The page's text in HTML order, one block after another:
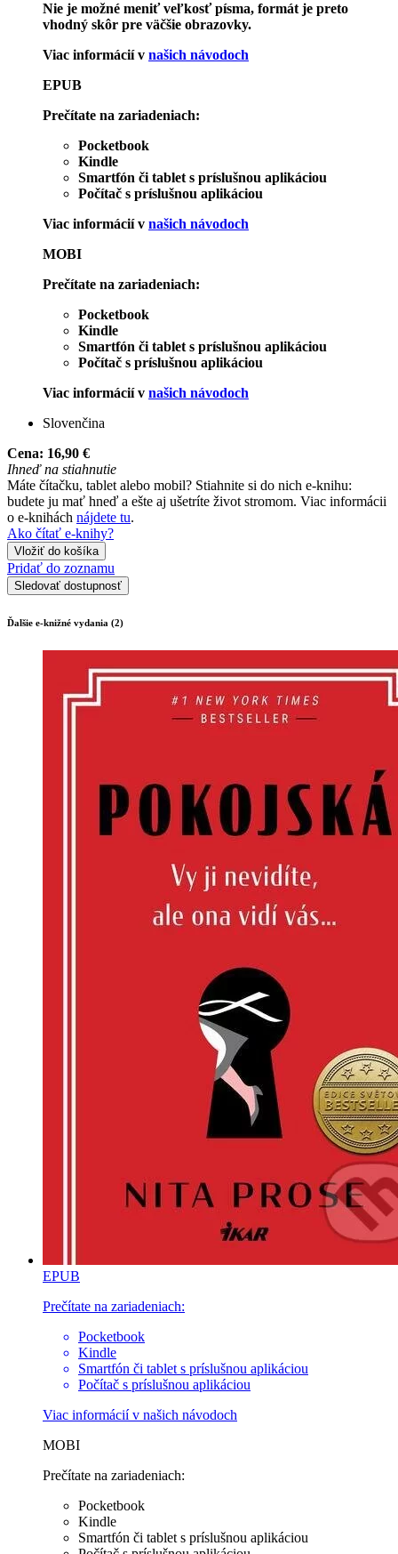
Nie je možné meniť veľkosť písma, formát je preto
vhodný skôr pre väčšie obrazovky.
Viac informácií v našich návodoch
EPUB
Prečítate na zariadeniach:
Pocketbook
Kindle
Smartfón či tablet s príslušnou aplikáciou
Počítač s príslušnou aplikáciou
Viac informácií v našich návodoch
MOBI
Prečítate na zariadeniach:
Pocketbook
Kindle
Smartfón či tablet s príslušnou aplikáciou
Počítač s príslušnou aplikáciou
Viac informácií v našich návodoch
Slovenčina
Cena: 16,90 €
Ihneď na stiahnutie
Máte čítačku, tablet alebo mobil? Stiahnite si do nich e-knihu:
budete ju mať hneď a ešte aj ušetríte život stromom. Viac informácii
o e-knihách nájdete tu.
Ako čítať e-knihy?
Vložiť do košíka
Pridať do zoznamu
Sledovať dostupnosť
Ďalšie e-knižné vydania (2)
EPUB
Prečítate na zariadeniach:
Pocketbook
Kindle
Smartfón či tablet s príslušnou aplikáciou
Počítač s príslušnou aplikáciou
Viac informácií v našich návodoch
MOBI
Prečítate na zariadeniach:
Pocketbook
Kindle
Smartfón či tablet s príslušnou aplikáciou